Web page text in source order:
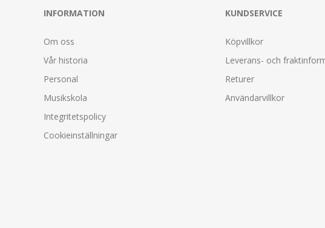
INFORMATION
Om oss
Vår historia
Personal
Musikskola
Integritetspolicy
Cookieinställningar
KUNDSERVICE
Köpvillkor
Leverans- och
Returer
Användarvillkor